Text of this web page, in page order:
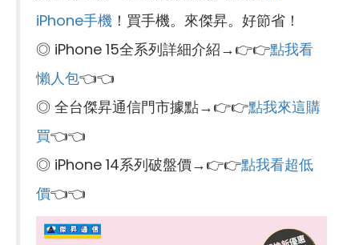
iPhone手機 ！買手機。來傑昇。好節省！
◎ iPhone 15全系列詳細介紹→👉👉點我看
懶人包👈👈
◎ 全台傑昇通信門市據點→👉👉點我來這購
買👈👈
◎ iPhone 14系列破盤價→👉👉點我看超低
價👈👈